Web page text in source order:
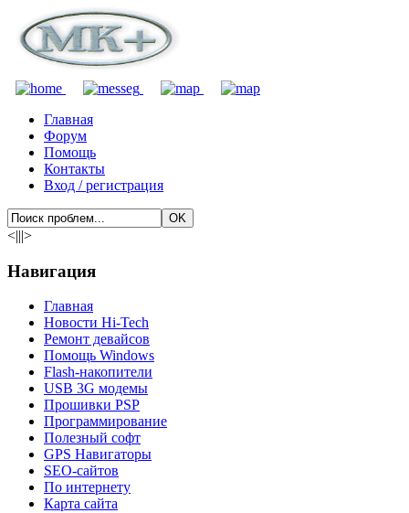
Главная
Форум
Помощь
Контакты
Вход / регистрация
<|||>
Навигация
Главная
Новости Hi-Tech
Ремонт девайсов
Помощь Windows
Flash-накопители
USB 3G модемы
Прошивки PSP
Программирование
Полезный софт
GPS Навигаторы
SEO-сайтов
По интернету
Карта сайта